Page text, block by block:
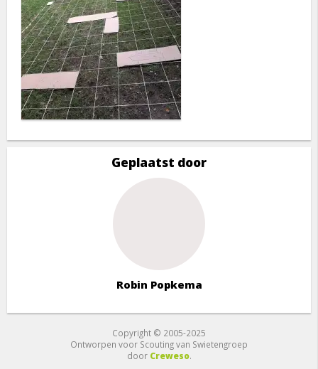
Geplaatst door
Robin Popkema
Copyright © 2005-2025
Ontworpen voor Scouting van Swietengroep
door Creweso.